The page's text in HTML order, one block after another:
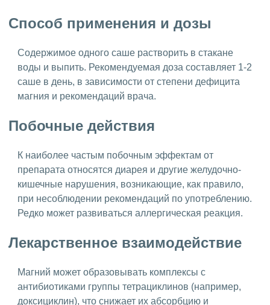
Способ применения и дозы
Содержимое одного саше растворить в стакане
воды и выпить. Рекомендуемая доза составляет 1-2
саше в день, в зависимости от степени дефицита
магния и рекомендаций врача.
Побочные действия
К наиболее частым побочным эффектам от
препарата относятся диарея и другие желудочно-
кишечные нарушения, возникающие, как правило,
при несоблюдении рекомендаций по употреблению.
Редко может развиваться аллергическая реакция.
Лекарственное взаимодействие
Магний может образовывать комплексы с
антибиотиками группы тетрациклинов (например,
доксициклин), что снижает их абсорбцию и